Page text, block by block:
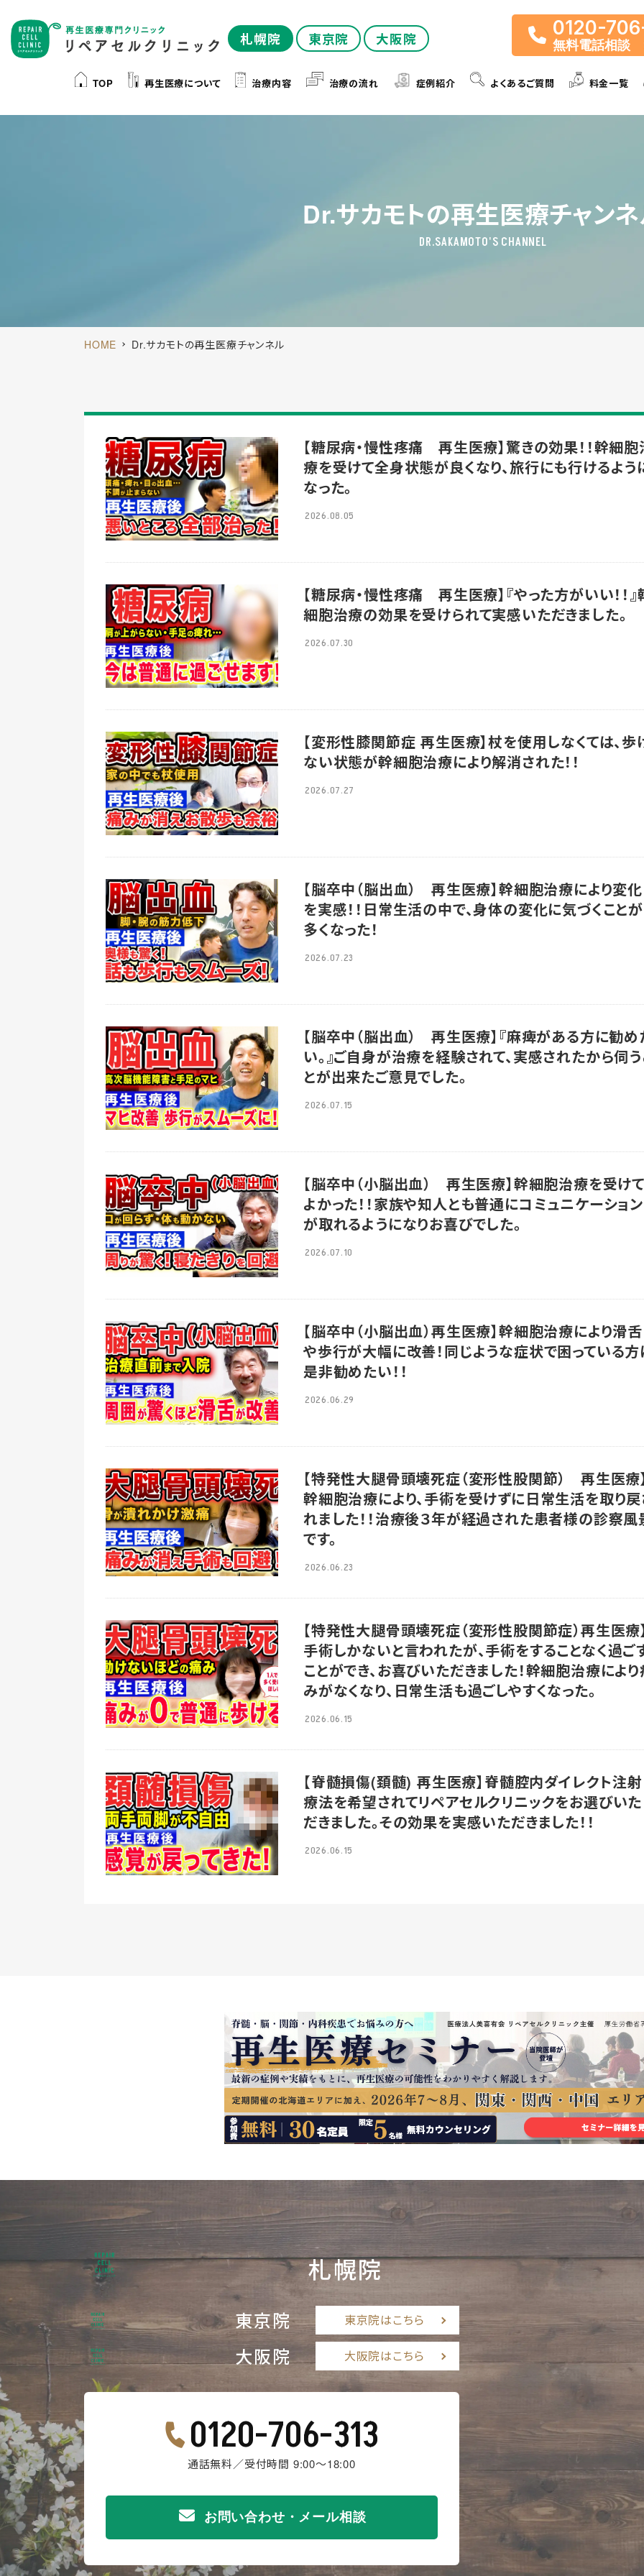
札幌院 東京院 大阪院 0120-
無料電話相談
TOP 再生医療について 治療内容 治療の流れ 症例紹介 よくあるご質問 料金一覧
Dr.サカモトの再生医療チャン
DR.SAKAMOTO'S CHANNEL
HOME Dr.サカモトの再生医療チャンネル
【糖尿病・慢性疼痛 再生医療】驚きの効果！！幹細胞
療を受けて全身状態が良くなり、旅行にも行けるよう
なった。
2026.08.05
【糖尿病・慢性疼痛 再生医療】『やった方がいい！！』
細胞治療の効果を受けられて実感いただきました。
2026.07.30
【変形性膝関節症 再生医療】杖を使用しなくては、歩
ない状態が幹細胞治療により解消された！！
2026.07.27
【脳卒中（脳出血） 再生医療】幹細胞治療により変化
を実感！！日常生活の中で、身体の変化に気づくことが
多くなった！
2026.07.23
【脳卒中（脳出血） 再生医療】『麻痺がある方に勧め
い。』ご自身が治療を経験されて、実感されたから伺う
とが出来たご意見でした。
2026.07.15
【脳卒中（小脳出血） 再生医療】幹細胞治療を受けて
よかった！！家族や知人とも普通にコミュニケーション
が取れるようになりお喜びでした。
2026.07.10
【脳卒中（小脳出血）再生医療】幹細胞治療により滑舌
や歩行が大幅に改善！同じような症状で困っている方
是非勧めたい！！
2026.06.29
【特発性大腿骨頭壊死症（変形性股関節） 再生医療】
幹細胞治療により、手術を受けずに日常生活を取り戻
れました！！治療後３年が経過された患者様の診察風
です。
2026.06.23
【特発性大腿骨頭壊死症（変形性股関節症）再生医療】
手術しかないと言われたが、手術をすることなく過ご
ことができ、お喜びいただきました！幹細胞治療によ
みがなくなり、日常生活も過ごしやすくなった。
2026.06.15
【脊髄損傷(頚髄) 再生医療】脊髄腔内ダイレクト注射
療法を希望されてリペアセルクリニックをお選びいた
だきました。その効果を実感いただきました！！
2026.06.15
札幌院
東京院 東京院はこちら
大阪院 大阪院はこちら
0120-706-313
通話無料／受付時間 9:00～18:00
お問い合わせ・メール相談